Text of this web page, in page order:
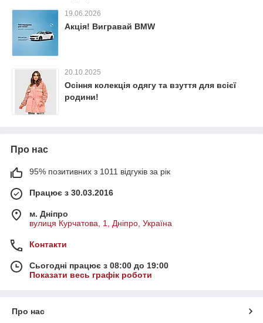
19.06.2026
Акція! Вигравай BMW
20.10.2025
Осіння колекція одягу та взуття для всієї
родини!
Про нас
95% позитивних з 1011 відгуків за рік
Працює з 30.03.2016
м. Дніпро
вулиця Курчатова, 1, Дніпро, Україна
Контакти
Сьогодні працює з 08:00 до 19:00
Показати весь графік роботи
Про нас